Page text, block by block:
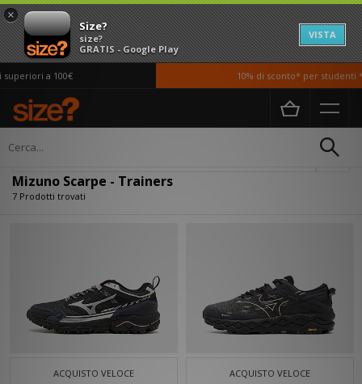
×
Size?
size?
GRATIS - Google Play
VISTA
a 100€ 10% di sconto* per studenti
Home Uomo
Mizuno Scarpe - Trainers
7 Prodotti trovati
ACQUISTO VELOCE ACQUISTO VELOCE